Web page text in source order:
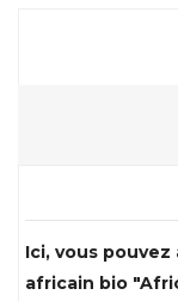
Ici, vous
africain bio